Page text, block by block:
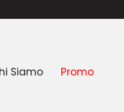
Siamo Promo